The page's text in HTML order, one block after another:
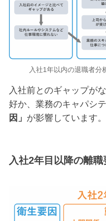
入社1年以内の退職者分
入社前とのギャップが
好か、業務のキャパシ
因」 が影響しています。
入社2年目以降の離職